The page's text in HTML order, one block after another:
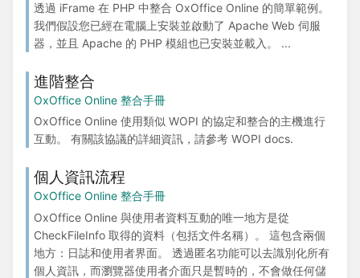
透過 iFrame 在 PHP 中整合 OxOffice Online 的簡單範例。
我們假設您已經在電腦上安裝並啟動了 Apache Web 伺服
器，並且 Apache 的 PHP 模組也已安裝並載入。 ...
進階整合
OxOffice Online 整合手冊
OxOffice Online 使用類似 WOPI 的協定和整合的主機進行
互動。 有關該協議的詳細資訊，請參考 WOPI docs.
個人資訊流程
OxOffice Online 整合手冊
OxOffice Online 與使用者資料互動的唯一地方是從
CheckFileInfo 取得的資料（包括文件名稱）。 這包含兩個
地方：日誌和使用者界面。 透過匿名功能可以去識別化所有
個人資訊，而瀏覽器使用者介面只是暫時的，不會做任何儲